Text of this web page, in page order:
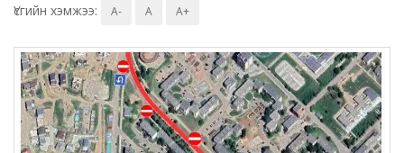
Үсгийн хэмжээ:
A- A A+